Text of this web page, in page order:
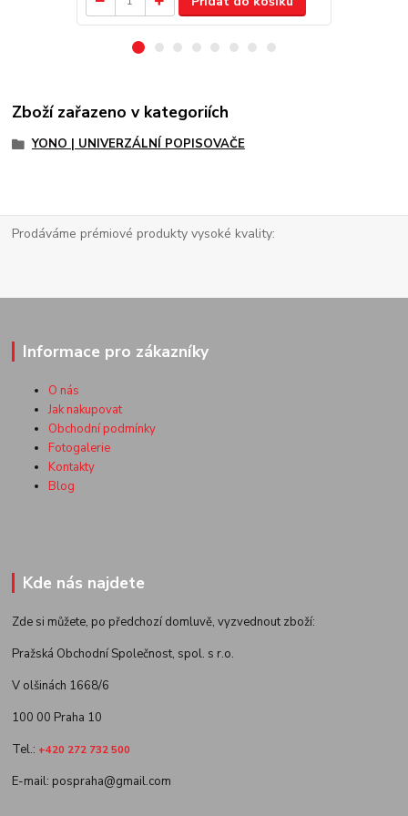
Zboží zařazeno v kategoriích
YONO | UNIVERZÁLNÍ POPISOVAČE
Prodáváme prémiové produkty vysoké kvality:
Informace pro zákazníky
O nás
Jak nakupovat
Obchodní podmínky
Fotogalerie
Kontakty
Blog
Kde nás najdete
Zde si můžete, po předchozí domluvě, vyzvednout zboží:
Pražská Obchodní Společnost, spol. s r.o.
V olšinách 1668/6
100 00 Praha 10
Tel.: +420 272 732 500
E-mail: pospraha@gmail.com